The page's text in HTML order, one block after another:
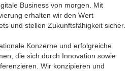
Business von morgen. Mit
erhalten wir den Wert
und stellen Zukunftsfähigkeit sicher.
Konzerne und erfolgreiche
die sich durch Innovation sowie
Wir konzipieren und